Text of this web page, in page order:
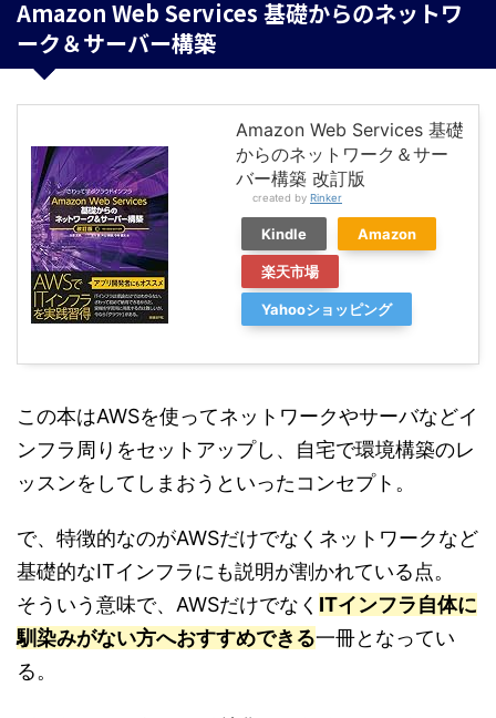
Amazon Web Services 基礎からのネットワ
ーク＆サーバー構築
Amazon Web Services 基礎
からのネットワーク＆サー
バー構築 改訂版
created by Rinker
Kindle Amazon
楽天市場
Yahooショッピング
この本はAWSを使ってネットワークやサーバなどイ
ンフラ周りをセットアップし、自宅で環境構築のレ
ッスンをしてしまおうといったコンセプト。
で、特徴的なのがAWSだけでなくネットワークなど
基礎的なITインフラにも説明が割かれている点。
そういう意味で、AWSだけでなく ITインフラ自体に
馴染みがない方へおすすめできる一冊となってい
る。